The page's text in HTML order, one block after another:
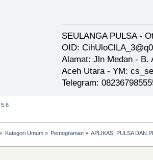
SEULANGA PULSA -
OID:
Alamat: Jln Medan - B.
Aceh Utara - YM:
Telegram:
5 6
Kategori Umum» Pemograman» APLIKASI PULSA DAN